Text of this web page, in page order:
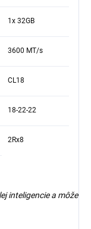
1x 32GB
3600 MT/s
CL18
18-22-22
2Rx8
inteligencie a môže